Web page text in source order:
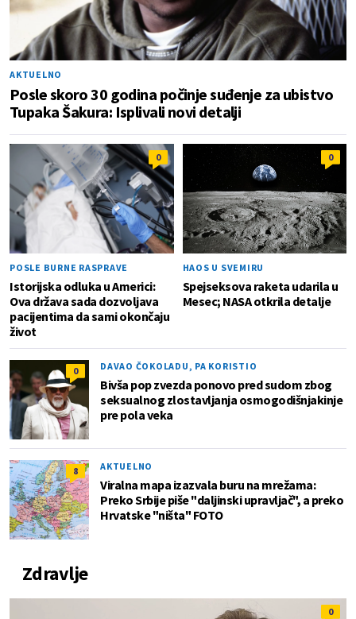
AKTUELNO
Posle skoro 30 godina počinje suđenje za ubistvo
Tupaka Šakura: Isplivali novi detalji
0
POSLE BURNE RASPRAVE
Istorijska odluka u Americi:
Ova država sada dozvoljava
pacijentima da sami okončaju
život
0
HAOS U SVEMIRU
Spejseksova raketa udarila u
Mesec; NASA otkrila detalje
0 DAVAO ČOKOLADU, PA KORISTIO
Bivša pop zvezda ponovo pred sudom zbog
seksualnog zlostavljanja osmogodišnjakinje
pre pola veka
8 AKTUELNO
Viralna mapa izazvala buru na mrežama:
Preko Srbije piše "daljinski upravljač", a preko
Hrvatske "ništa" FOTO
Zdravlje
0